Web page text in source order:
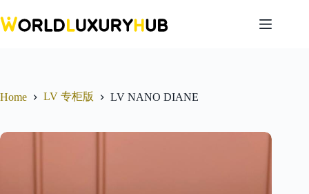
to
content
Home LV 专柜版 LV NANO DIANE